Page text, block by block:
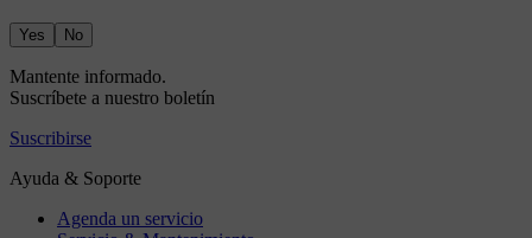
Yes No